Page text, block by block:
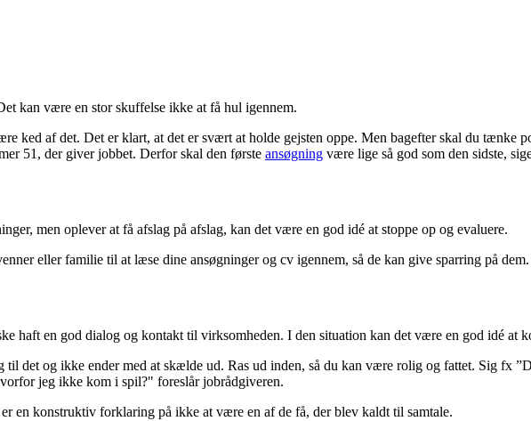
kan være en stor skuffelse ikke at få hul igennem.
ked af det. Det er klart, at det er svært at holde gejsten oppe. Men bagefter skal du tænke
51, der giver jobbet. Derfor skal den første ansøgning være lige så god som den sidste,
men oplever at få afslag på afslag, kan det være en god idé at stoppe op og evaluere.
eller familie til at læse dine ansøgninger og cv igennem, så de kan give sparring på
haft en god dialog og kontakt til virksomheden. I den situation kan det være en god idé at
det og ikke ender med at skælde ud. Ras ud inden, så du kan være rolig og fattet. Sig fx
jeg ikke kom i spil?" foreslår jobrådgiveren.
en konstruktiv forklaring på ikke at være en af de få, der blev kaldt til samtale.